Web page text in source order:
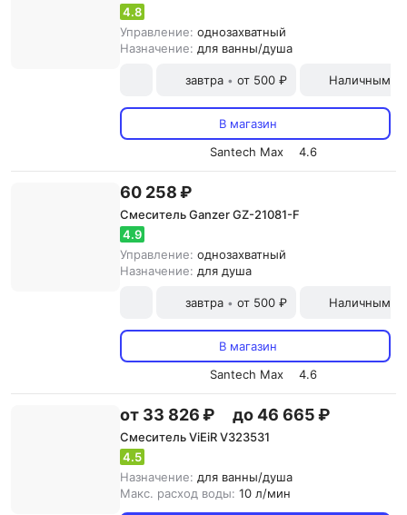
4.8
Управление: однозахватный
Назначение: для ванны/душа
завтра • от 500 ₽ Наличными
В магазин
Santech Max
4.6
60 258 ₽
Смеситель Ganzer GZ-21081-F
4.9
Управление: однозахватный
Назначение: для душа
завтра • от 500 ₽ Наличными
В магазин
Santech Max
4.6
от 33 826 ₽ до 46 665 ₽
Смеситель ViEiR V323531
4.5
Назначение: для ванны/душа
Макс. расход воды: 10 л/мин